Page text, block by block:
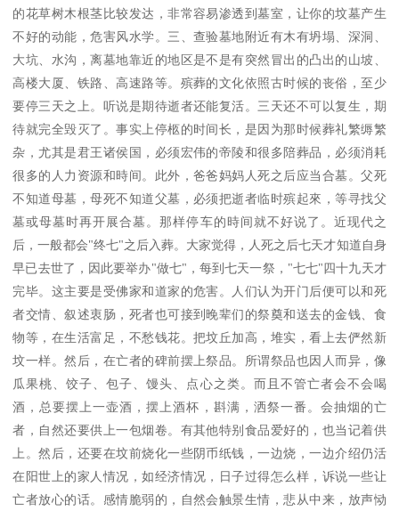
的花草树木根茎比较发达，非常容易渗透到墓室，让你的坟墓产生
不好的动能，危害风水学。三、查验墓地附近有木有坍塌、深洞、
大坑、水沟，离墓地靠近的地区是不是有突然冒出的凸出的山坡、
高楼大厦、铁路、高速路等。殡葬的文化依照古时候的丧俗，至少
要停三天之上。听说是期待逝者还能复活。三天还不可以复生，期
待就完全毁灭了。事实上停柩的时间长，是因为那时候葬礼繁缛繁
杂，尤其是君王诸侯国，必须宏伟的帝陵和很多陪葬品，必须消耗
很多的人力资源和時间。此外，爸爸妈妈人死之后应当合墓。父死
不知道母墓，母死不知道父墓，必须把逝者临时殡起來，等寻找父
墓或母墓时再开展合墓。那样停车的時间就不好说了。近现代之
后，一般都会"终七"之后入葬。大家觉得，人死之后七天才知道自身
早已去世了，因此要举办"做七"，每到七天一祭，"七七"四十九天才
完毕。这主要是受佛家和道家的危害。人们认为开门后便可以和死
者交情、叙述衷肠，死者也可接到晚辈们的祭奠和送去的金钱、食
物等，在生活富足，不愁钱花。把坟丘加高，堆实，看上去俨然新
坟一样。然后，在亡者的碑前摆上祭品。所谓祭品也因人而异，像
瓜果桃、饺子、包子、馒头、点心之类。而且不管亡者会不会喝
酒，总要摆上一壶酒，摆上酒杯，斟满，洒祭一番。会抽烟的亡
者，自然还要供上一包烟卷。有其他特别食品爱好的，也当记着供
上。然后，还要在坟前烧化一些阴币纸钱，一边烧，一边介绍仍活
在阳世上的家人情况，如经济情况，日子过得怎么样，诉说一些让
亡者放心的话。感情脆弱的，自然会触景生情，悲从中来，放声恸